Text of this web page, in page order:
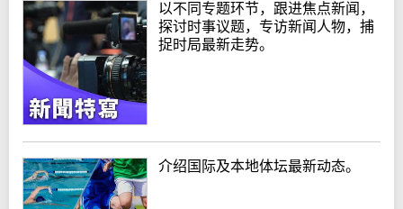
以不同专题环节，跟进焦点新闻，
探讨时事议题，专访新闻人物，捕
捉时局最新走势。
介绍国际及本地体坛最新动态。